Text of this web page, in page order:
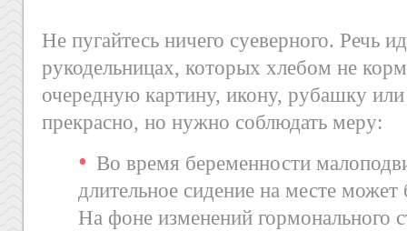
Не пугайтесь ничего суеверного. Речь
рукодельницах, которых хлебом не
очередную картину, икону, рубашку
прекрасно, но нужно соблюдать меру:
Во время беременности
длительное сидение на месте
На фоне изменений гормонального